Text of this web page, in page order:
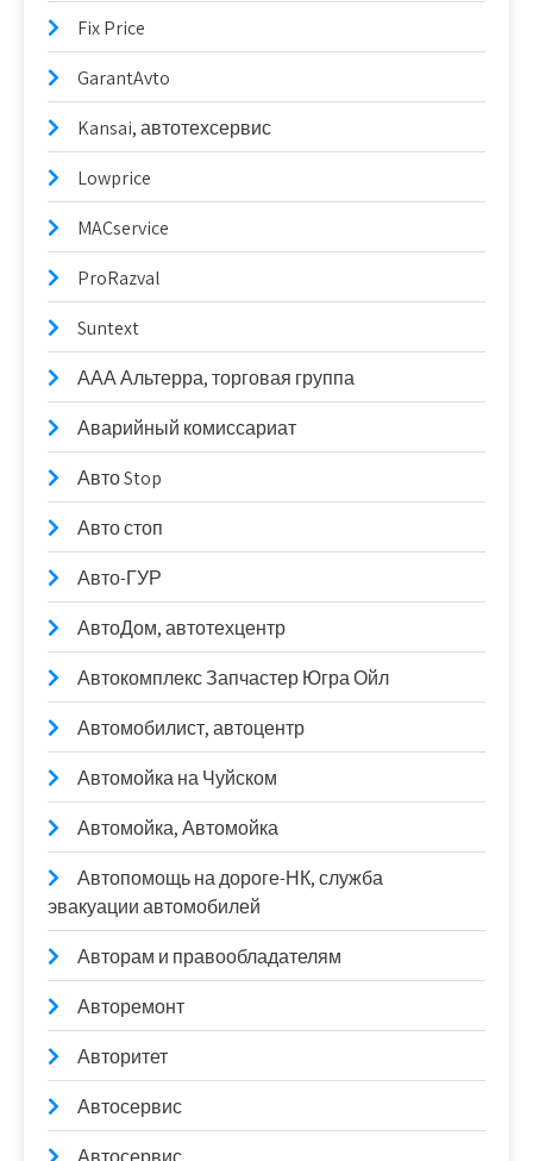
Fix Price
GarantAvto
Kansai, автотехсервис
Lowprice
MACservice
ProRazval
Suntext
ААА Альтерра, торговая группа
Аварийный комиссариат
Авто Stop
Авто стоп
Авто-ГУР
АвтоДом, автотехцентр
Автокомплекс Запчастер Югра Ойл
Автомобилист, автоцентр
Автомойка на Чуйском
Автомойка, Автомойка
Автопомощь на дороге-НК, служба
эвакуации автомобилей
Авторам и правообладателям
Авторемонт
Авторитет
Автосервис